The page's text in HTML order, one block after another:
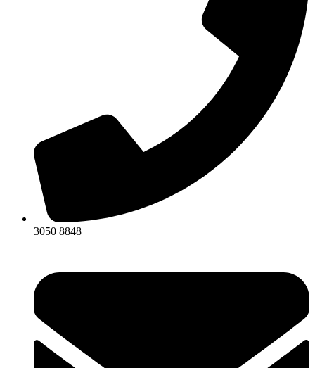
3050 8848